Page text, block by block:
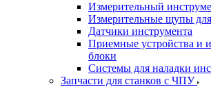
Измерительный
Измерительные щупы для
Датчики инструмента
Приемные устройства и
блоки
Системы для наладки
Запчасти для станков с ЧПУ